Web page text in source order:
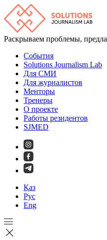
Раскрываем проблемы,
События
Solutions Journalism Lab
Для СМИ
Для журналистов
Менторы
Тренеры
О проекте
Работы резидентов
SJMED
Қаз
Рус
Eng